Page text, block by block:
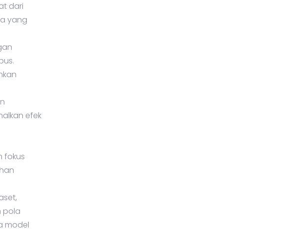
dari
yang
efek
fokus
pola
model